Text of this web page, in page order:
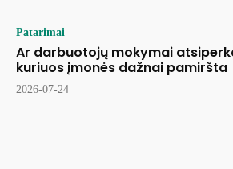
Patarimai
Ar darbuotojų mokymai
kuriuos įmonės dažnai pamiršta
2026-07-24